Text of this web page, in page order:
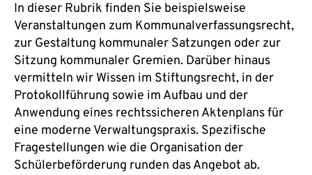
In dieser Rubrik finden Sie beispielsweise
Veranstaltungen zum Kommunalverfassungsrecht,
zur Gestaltung kommunaler Satzungen oder zur
Sitzung kommunaler Gremien. Darüber hinaus
vermitteln wir Wissen im Stiftungsrecht, in der
Protokollführung sowie im Aufbau und der
Anwendung eines rechtssicheren Aktenplans für
eine moderne Verwaltungspraxis. Spezifische
Fragestellungen wie die Organisation der
Schülerbeförderung runden das Angebot ab.